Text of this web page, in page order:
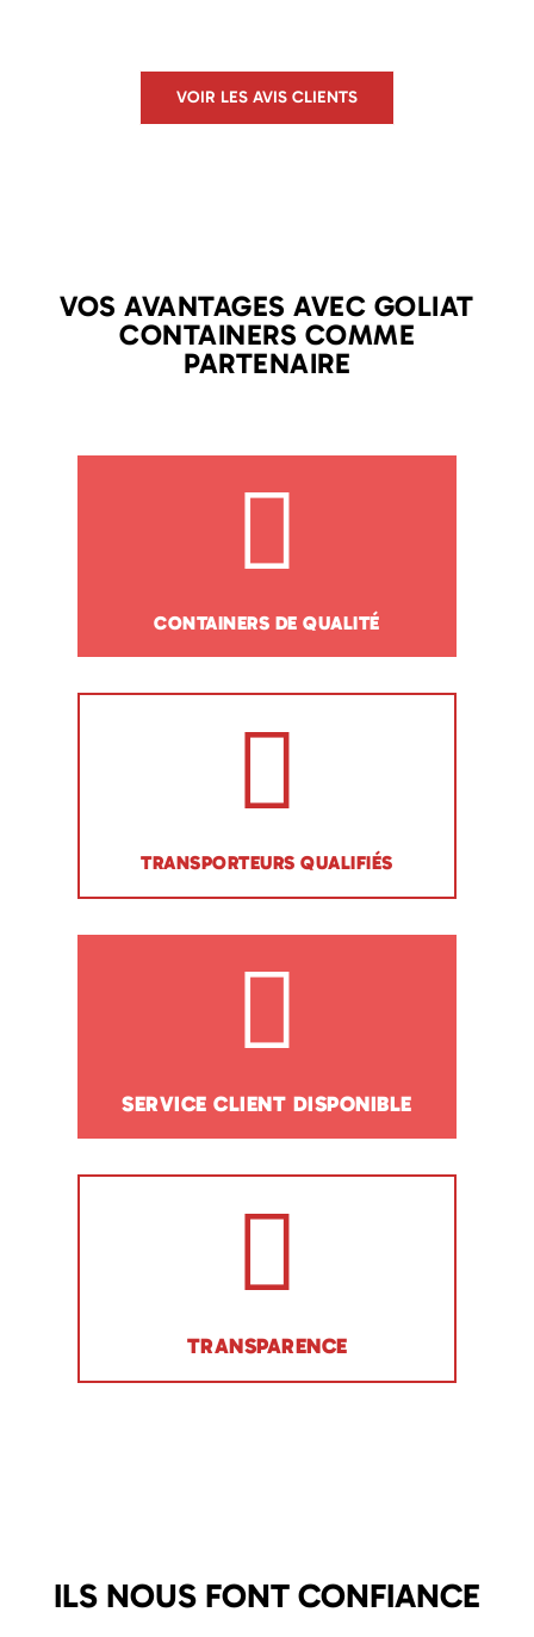
VOIR LES AVIS CLIENTS
VOS AVANTAGES AVEC GOLIAT
CONTAINERS COMME
PARTENAIRE
CONTAINERS DE QUALITÉ
TRANSPORTEURS QUALIFIÉS
SERVICE CLIENT DISPONIBLE
TRANSPARENCE
ILS NOUS FONT CONFIANCE